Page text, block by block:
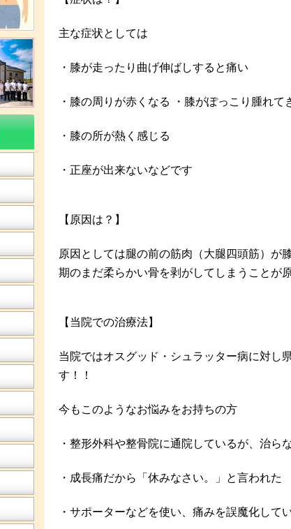
主な症状としては
・膝が走ったり曲げ伸ばしすると痛い
・膝の周りが赤くなる ・膝がぽっこり腫れて
・膝の所が熱く感じる
・正座が出来ないなどです
【原因は？】
原因としては腿の前の筋肉（大腿四頭筋）が
期のまだ柔らかい骨を剥がしてしまうことが
【当院での治療法】
当院ではオスグッド・シュラッター病に対し
す！！
今もこのようなお悩みをお持ちの方
・整形外科や整骨院に通院しているが、治らな
・成長痛だから「休みなさい。」と言われた
・サポーターなどを使い、痛みを誤魔化して